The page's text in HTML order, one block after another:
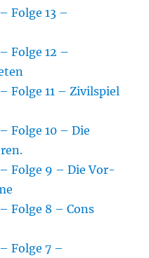
Folge 13 –
Folge 12 –
Folge 11 – Zivilspiel
Folge 10 – Die
Folge 9 – Die Vor-
Folge 8 – Cons
Folge 7 –